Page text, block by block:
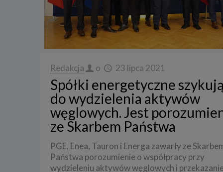
Redakcja o 23 lipca 2021
Spółki energetyczne
do wydzielenia aktywów
węglowych. Jest
ze Skarbem Państwa
PGE, Enea, Tauron i Energa zawarły ze
Państwa porozumienie o współpracy przy
wydzieleniu aktywów węglowych i
4. Cel i
Twoje
a)
swoje
b)
oraz
c)
5.